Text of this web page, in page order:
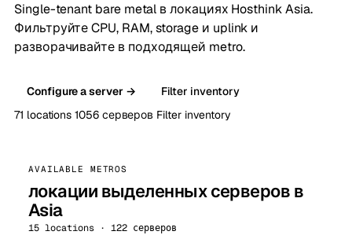
Single-tenant bare metal в локациях Hosthink Asia.
Фильтруйте CPU, RAM, storage и uplink и
разворачивайте в подходящей metro.
Configure a server →
Filter inventory
71 locations 1056 серверов Filter inventory
AVAILABLE METROS
локации выделенных серверов в
Asia
15 locations · 122 серверов